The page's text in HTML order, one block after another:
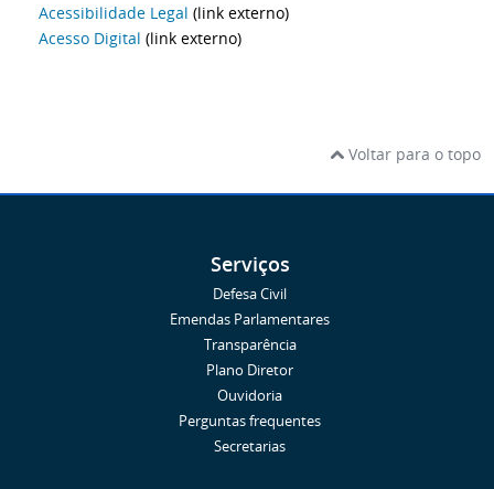
Acessibilidade Legal (link externo)
Acesso Digital (link externo)
Voltar para o topo
Serviços
Defesa Civil
Emendas Parlamentares
Transparência
Plano Diretor
Ouvidoria
Perguntas frequentes
Secretarias